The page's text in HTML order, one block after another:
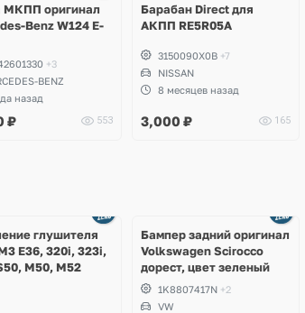
МКПП оригинал
Benz W124 E-
+3
BENZ
назад
₽ 553
Барабан Direct для
АКПП RE5R05A
3150090X0B +7
NISSAN
8 месяцев назад
3,000 ₽ 165
глушителя
E36, 320i, 323i,
M50, M52
Бампер задний оригинал
Volkswagen Scirocco
дорест, цвет зеленый
1K8807417N +2
VW